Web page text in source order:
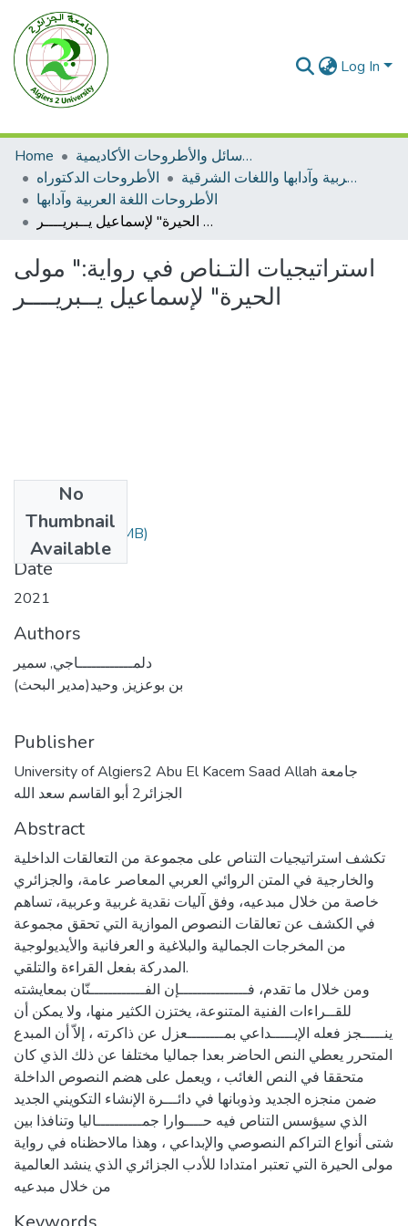
Log In
Home
الرسائل والأطروحات الأكاديمية
الأطروحات الدكتوراه
الأطروحات اللغة العربية وآدابها واللغات الشرقية
الأطروحات اللغة العربية وآدابها
استراتيجيات التـناص في رواية:" مولى الحيرة" لإسماعيل يــبريــــر
استراتيجيات التـناص في رواية:" مولى
الحيرة" لإسماعيل يــبريــــر
No
Thumbnail
Available
المكتبة.pdf(3.82 MB)
Date
2021
Authors
دلمــــــــــــاجي, سمير
بن بوعزيز, وحيد(مدير البحث)
Publisher
University of Algiers2 Abu El Kacem Saad Allah جامعة
الجزائر2 أبو القاسم سعد الله
Abstract
تكشف استراتيجيات التناص على مجموعة من التعالقات الداخلية
والخارجية في المتن الروائي العربي المعاصر عامة، والجزائري
خاصة من خلال مبدعيه، وفق آليات نقدية غربية وعربية، تساهم
في الكشف عن تعالقات النصوص الموازية التي تحقق مجموعة
من المخرجات الجمالية والبلاغية و العرفانية والأيديولوجية
المدركة بفعل القراءة والتلقي.
ومن خلال ما تقدم، فـــــــــــــــإن الفــــــــــــنّان بمعايشته
للقــراءات الفنية المتنوعة، يختزن الكثير منها، ولا يمكن أن
ينـــــجز فعله الإبـــــداعي بمــــــــعزل عن ذاكرته ، إلاّ أن المبدع
المتحرر يعطي النص الحاضر بعدا جماليا مختلفا عن ذلك الذي كان
متحققا في النص الغائب ، ويعمل على هضم النصوص الداخلة
ضمن منجزه الجديد وذوبانها في دائـــرة الإنشاء التكويني الجديد
الذي سيؤسس التناص فيه حــــوارا جمــــــــــاليا وتنافذا بين
شتى أنواع التراكم النصوصي والإبداعي ، وهذا مالاحظناه في رواية
مولى الحيرة التي تعتبر امتدادا للأدب الجزائري الذي ينشد العالمية
من خلال مبدعيه